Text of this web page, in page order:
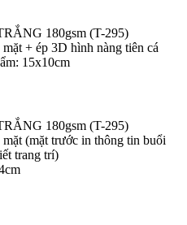
180gsm (T-295)
+ ép 3D hình nàng tiên cá
15x10cm
180gsm (T-295)
(mặt trước in thông tin buổi
trang trí)